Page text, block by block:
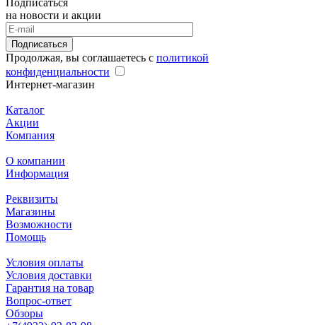
Подписаться
на новости и акции
Подписаться
Продолжая, вы соглашаетесь с политикой
конфиденциальности
Интернет-магазин
Каталог
Акции
Компания
О компании
Информация
Реквизиты
Магазины
Возможности
Помощь
Условия оплаты
Условия доставки
Гарантия на товар
Вопрос-ответ
Обзоры